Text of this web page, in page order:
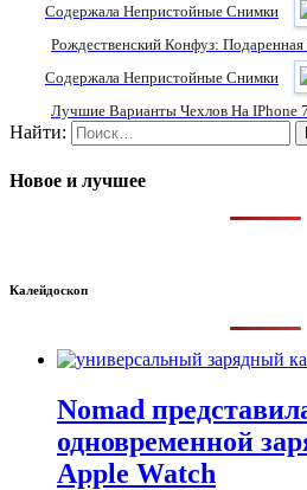
Содержала Непристойные Снимки
Рождественский Конфуз:
Содержала Непристойные Снимки
Лучшие Варианты Чехлов На IPhone
Найти:
Новое и лучшее
Калейдоскоп
Nomad
одновременной
Apple Watch